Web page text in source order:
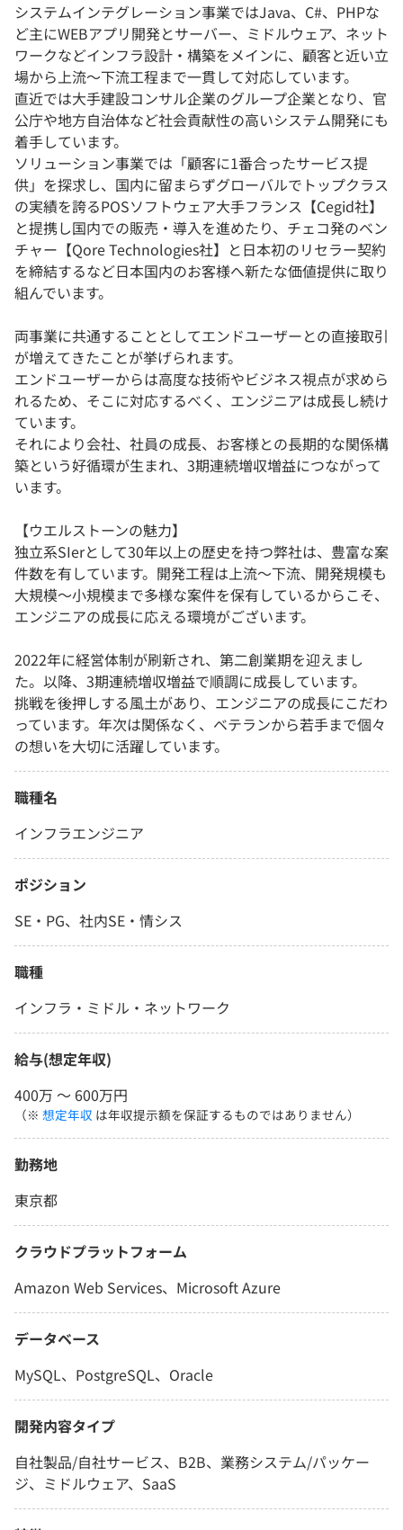
システムインテグレーション事業ではJava、C#、PHPな
ど主にWEBアプリ開発とサーバー、ミドルウェア、ネット
ワークなどインフラ設計・構築をメインに、顧客と近い立
場から上流～下流工程まで一貫して対応しています。
直近では大手建設コンサル企業のグループ企業となり、官
公庁や地方自治体など社会貢献性の高いシステム開発にも
着手しています。
ソリューション事業では「顧客に1番合ったサービス提
供」を探求し、国内に留まらずグローバルでトップクラス
の実績を誇るPOSソフトウェア大手フランス【Cegid社】
と提携し国内での販売・導入を進めたり、チェコ発のベン
チャー【Qore Technologies社】と日本初のリセラー契約
を締結するなど日本国内のお客様へ新たな価値提供に取り
組んでいます。
両事業に共通することとしてエンドユーザーとの直接取引
が増えてきたことが挙げられます。
エンドユーザーからは高度な技術やビジネス視点が求めら
れるため、そこに対応するべく、エンジニアは成長し続け
ています。
それにより会社、社員の成長、お客様との長期的な関係構
築という好循環が生まれ、3期連続増収増益につながって
います。
【ウエルストーンの魅力】
独立系SIerとして30年以上の歴史を持つ弊社は、豊富な案
件数を有しています。開発工程は上流～下流、開発規模も
大規模～小規模まで多様な案件を保有しているからこそ、
エンジニアの成長に応える環境がございます。
2022年に経営体制が刷新され、第二創業期を迎えまし
た。以降、3期連続増収増益で順調に成長しています。
挑戦を後押しする風土があり、エンジニアの成長にこだわ
っています。年次は関係なく、ベテランから若手まで個々
の想いを大切に活躍しています。
職種名
インフラエンジニア
ポジション
SE・PG、社内SE・情シス
職種
インフラ・ミドル・ネットワーク
給与(想定年収)
400万 〜 600万円
（※ 想定年収 は年収提示額を保証するものではありません）
勤務地
東京都
クラウドプラットフォーム
Amazon Web Services、Microsoft Azure
データベース
MySQL、PostgreSQL、Oracle
開発内容タイプ
自社製品/自社サービス、B2B、業務システム/パッケー
ジ、ミドルウェア、SaaS